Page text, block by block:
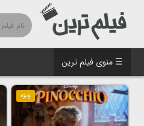
☰ منوی فیلم ترین
ویژه